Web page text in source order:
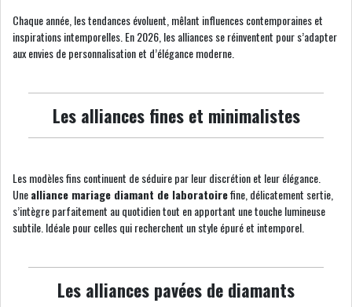
Chaque année, les tendances évoluent, mêlant influences contemporaines et
inspirations intemporelles. En 2026, les alliances se réinventent pour s’adapter
aux envies de personnalisation et d’élégance moderne.
Les alliances fines et minimalistes
Les modèles fins continuent de séduire par leur discrétion et leur élégance.
Unealliance mariage diamant de laboratoirefine, délicatement sertie,
s’intègre parfaitement au quotidien tout en apportant une touche lumineuse
subtile. Idéale pour celles qui recherchent un style épuré et intemporel.
Les alliances pavées de diamants